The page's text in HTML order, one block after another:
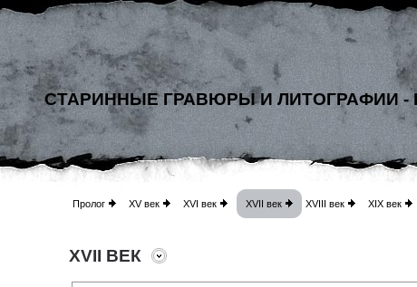
СТАРИННЫЕ ГРАВЮРЫ И ЛИТОГРАФИИ -
Пролог XV век XVI век XVII век XVIII век XIX век
XVII ВЕК